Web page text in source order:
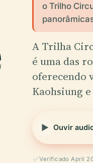
o Trilho
A Trilha
é uma das
oferecendo
Kaohsiung
Ouvir
Verificado April